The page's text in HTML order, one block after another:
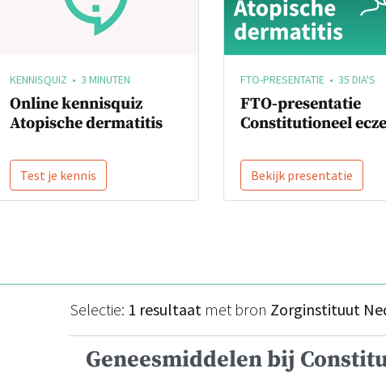
KENNISQUIZ • 3 MINUTEN
Online kennisquiz
Atopische dermatitis
Test je kennis
FTO-PRESENTATIE • 35 DIA'S
FTO-presentatie
Constitutioneel
Bekijk presentatie
Selectie: 1 resultaat met bron Zorginstituut
Geneesmiddelen bij